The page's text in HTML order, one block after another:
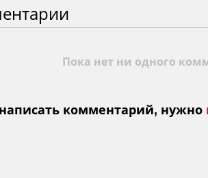
Пока нет ни одного
комментарий, нужно